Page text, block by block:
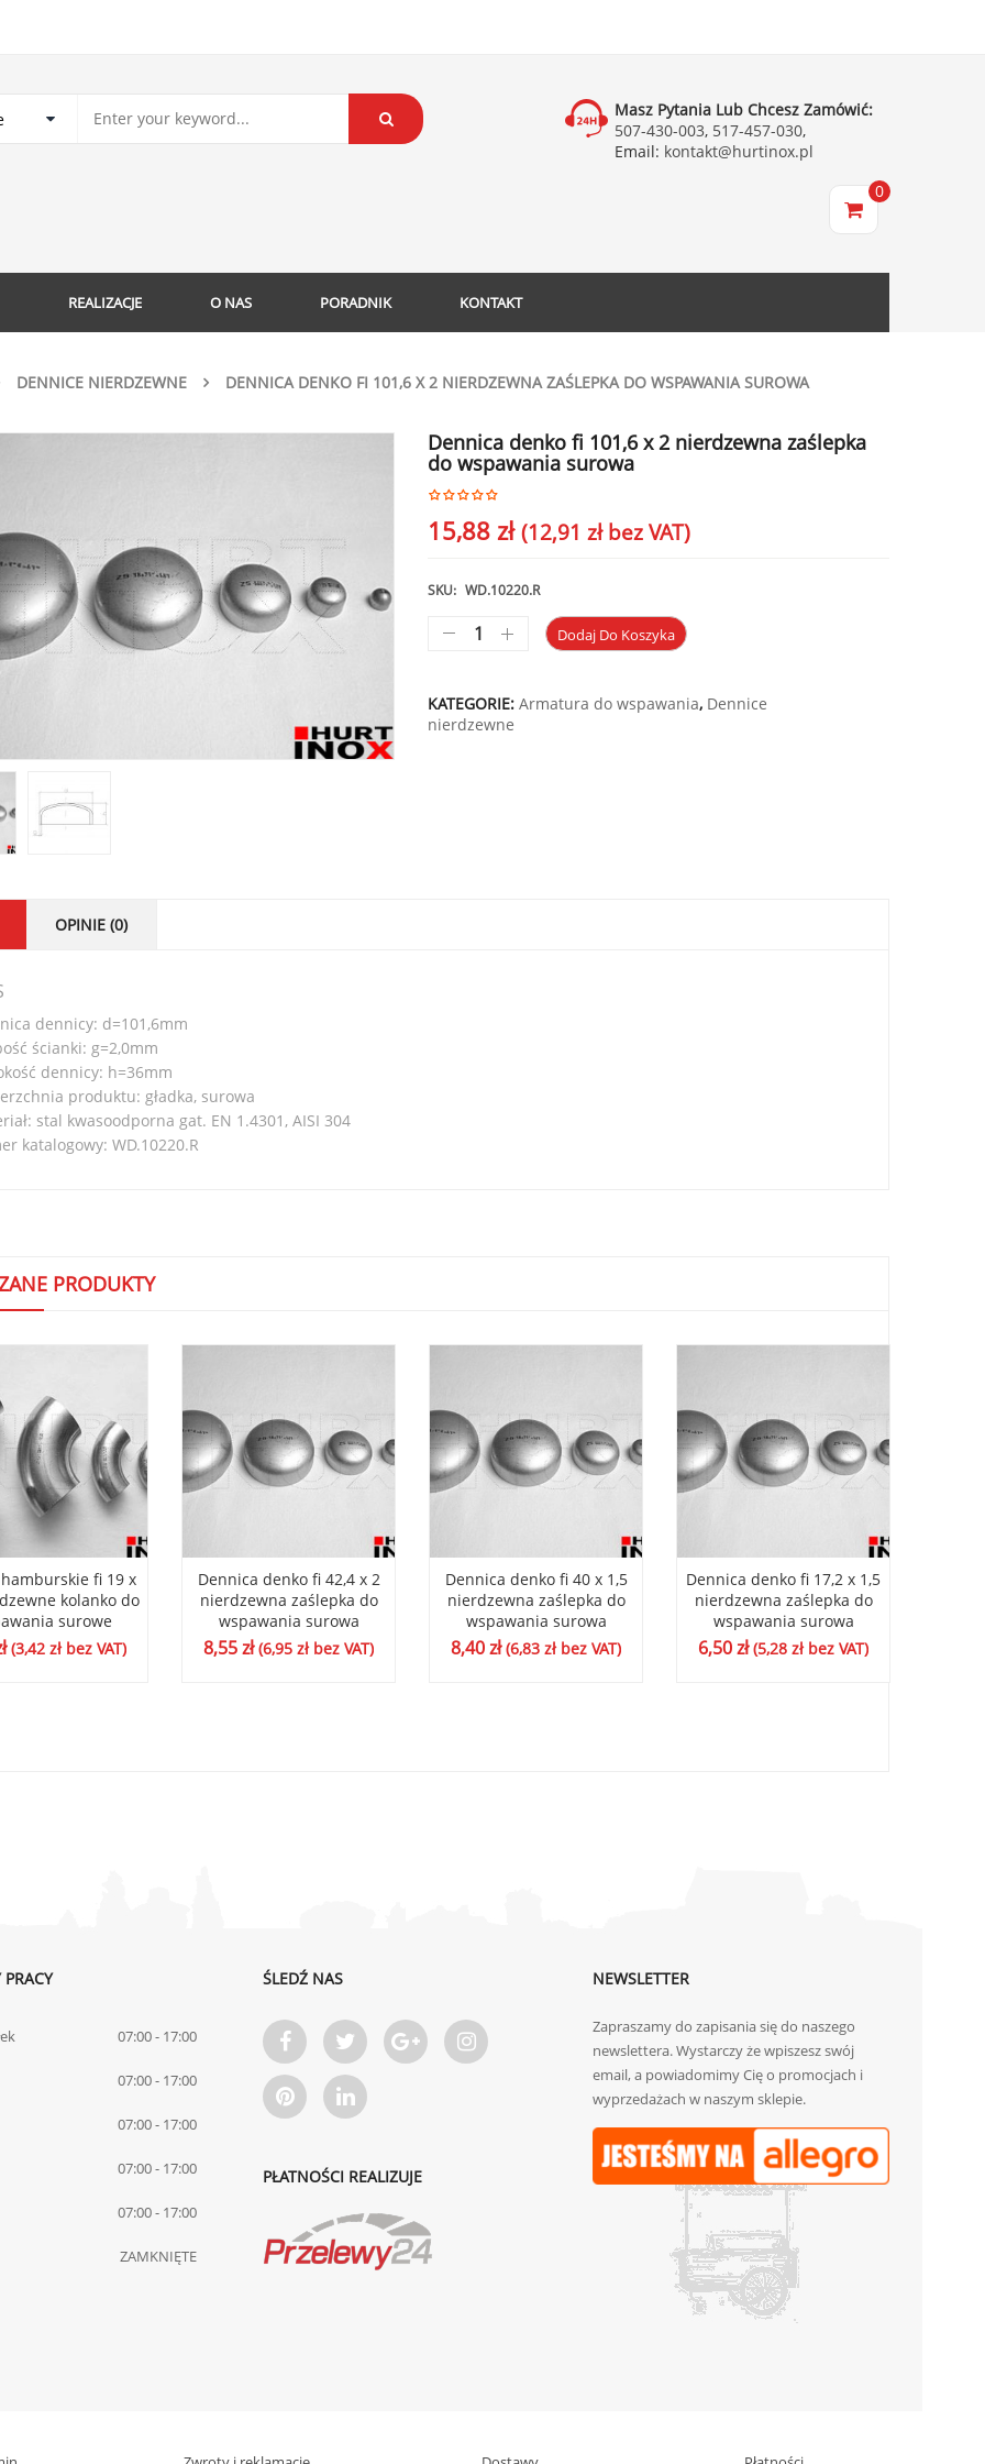
Masz Pytania Lub Chcesz Zamówić:
507-430-003, 517-457-030,
Email: kontakt@hurtinox.pl
0
REALIZACJE O NAS PORADNIK KONTAKT
DENNICE NIERDZEWNE DENNICA DENKO FI 101,6 X 2 NIERDZEWNA ZAŚLEPKA DO WSPAWANIA SUROWA
Dennica denko fi 101,6 x 2 nierdzewna zaślepka
do wspawania surowa
15,88 zł (12,91 złbez VAT)
SKU: WD.10220.R
Dodaj Do Koszyka
KATEGORIE: Armatura do wspawania, Dennice
nierdzewne
OPINIE (0)
dennicy: d=101,6mm
ścianki: g=2,0mm
dennicy: h=36mm
produktu: gładka, surowa
stal kwasoodporna gat. EN 1.4301, AISI 304
katalogowy: WD.10220.R
PRODUKTY
fi 19 x
kolanko do
surowe
(3,42 złbez VAT)
Dennica denko fi 42,4 x 2
nierdzewna zaślepka do
wspawania surowa
8,55zł (6,95 złbez VAT)
Dennica denko fi 40 x 1,5
nierdzewna zaślepka do
wspawania surowa
8,40zł (6,83 złbez VAT)
Dennica denko fi 17,2 x 1,5
nierdzewna zaślepka do
wspawania surowa
6,50zł (5,28 złbez VAT)
07:00 - 17:00
07:00 - 17:00
07:00 - 17:00
07:00 - 17:00
07:00 - 17:00
ZAMKNIĘTE
ŚLEDŹ NAS
PŁATNOŚCI REALIZUJE
NEWSLETTER
Zapraszamy do zapisania się do naszego
newslettera. Wystarczy że wpiszesz swój
email, a powiadomimy Cię o promocjach i
wyprzedażach w naszym sklepie.